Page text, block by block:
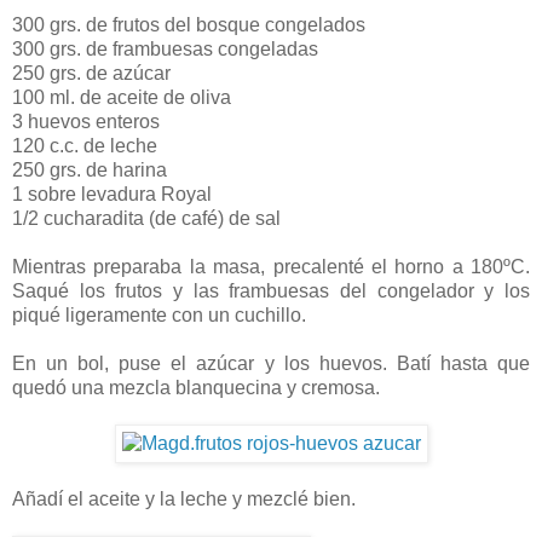
300 grs. de frutos del bosque congelados
300 grs. de frambuesas congeladas
250 grs. de azúcar
100 ml. de aceite de oliva
3 huevos enteros
120 c.c. de leche
250 grs. de harina
1 sobre levadura Royal
1/2 cucharadita (de café) de sal
Mientras preparaba la masa, precalenté el horno a 180ºC.
Saqué los frutos y las frambuesas del congelador y los
piqué ligeramente con un cuchillo.
En un bol, puse el azúcar y los huevos. Batí hasta que
quedó una mezcla blanquecina y cremosa.
Añadí el aceite y la leche y mezclé bien.